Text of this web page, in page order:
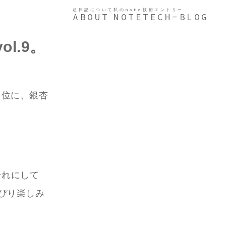
超日記について
ABOUT
私のnote
NOTE
技術エントリー
TECH-BLOG
。
に、銀杏
にして
り楽しみ